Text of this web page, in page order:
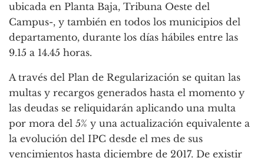
ubicada en Planta Baja, Tribuna Oeste del
Campus-, y también en todos los municipios del
departamento, durante los días hábiles entre las
9.15 a 14.45 horas.
A través del Plan de Regularización se quitan las
multas y recargos generados hasta el momento y
las deudas se reliquidarán aplicando una multa
por mora del 5% y una actualización equivalente a
la evolución del IPC desde el mes de sus
vencimientos hasta diciembre de 2017. De existir